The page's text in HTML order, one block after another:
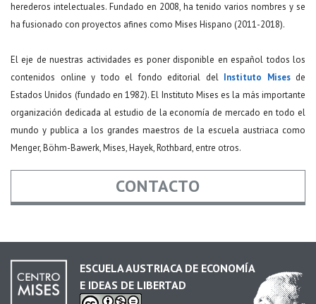
herederos intelectuales. Fundado en 2008, ha tenido varios nombres y se
ha fusionado con proyectos afines como Mises Hispano (2011-2018).
El eje de nuestras actividades es poner disponible en español todos los
contenidos online y todo el fondo editorial del Instituto Misesde
Estados Unidos (fundado en 1982). El Instituto Mises es la más importante
organización dedicada al estudio de la economía de mercado en todo el
mundo y publica a los grandes maestros de la escuela austriaca como
Menger, Böhm-Bawerk, Mises, Hayek, Rothbard, entre otros.
CONTACTO
Email *
ESCUELA AUSTRIACA DE ECONOMÍA
E IDEAS DE LIBERTAD